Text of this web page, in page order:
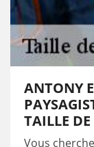
ANTONY
TAILLE
Vous